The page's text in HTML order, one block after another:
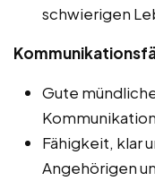
schwierigen
Gute
Fähigkeit, klar
Angehörigen